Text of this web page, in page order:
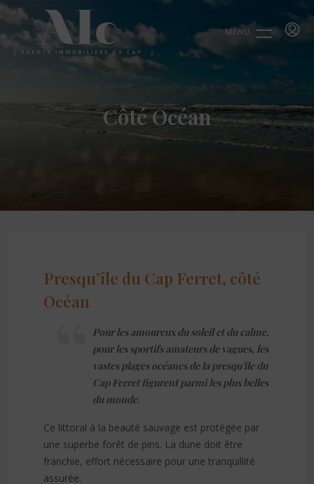
MENU
Côté Océan
Presqu’île du Cap Ferret, côté
Océan
Pour les amoureux du soleil et du calme,
pour les sportifs amateurs de vagues, les
vastes plages océanes de la presqu’île du
Cap Ferret figurent parmi les plus belles
du monde.
Ce littoral à la beauté sauvage est protégée par
une superbe forêt de pins. La dune doit être
franchie, effort nécessaire pour une tranquillité
assurée.